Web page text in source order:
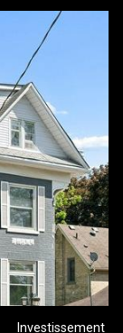
Investissement